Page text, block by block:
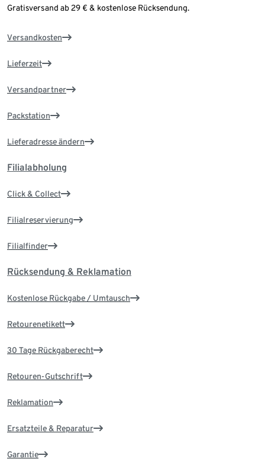
Gratisversand ab 29 € & kostenlose Rücksendung.
Versandkosten
Lieferzeit
Versandpartner
Packstation
Lieferadresse ändern
Filialabholung
Click & Collect
Filialreservierung
Filialfinder
Rücksendung & Reklamation
Kostenlose Rückgabe / Umtausch
Retourenetikett
30 Tage Rückgaberecht
Retouren-Gutschrift
Reklamation
Ersatzteile & Reparatur
Garantie